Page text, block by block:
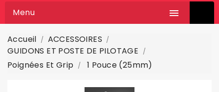

Menu
Accueil
ACCESSOIRES
GUIDONS ET POSTE DE PILOTAGE
Poignées Et Grip
1 Pouce (25mm)